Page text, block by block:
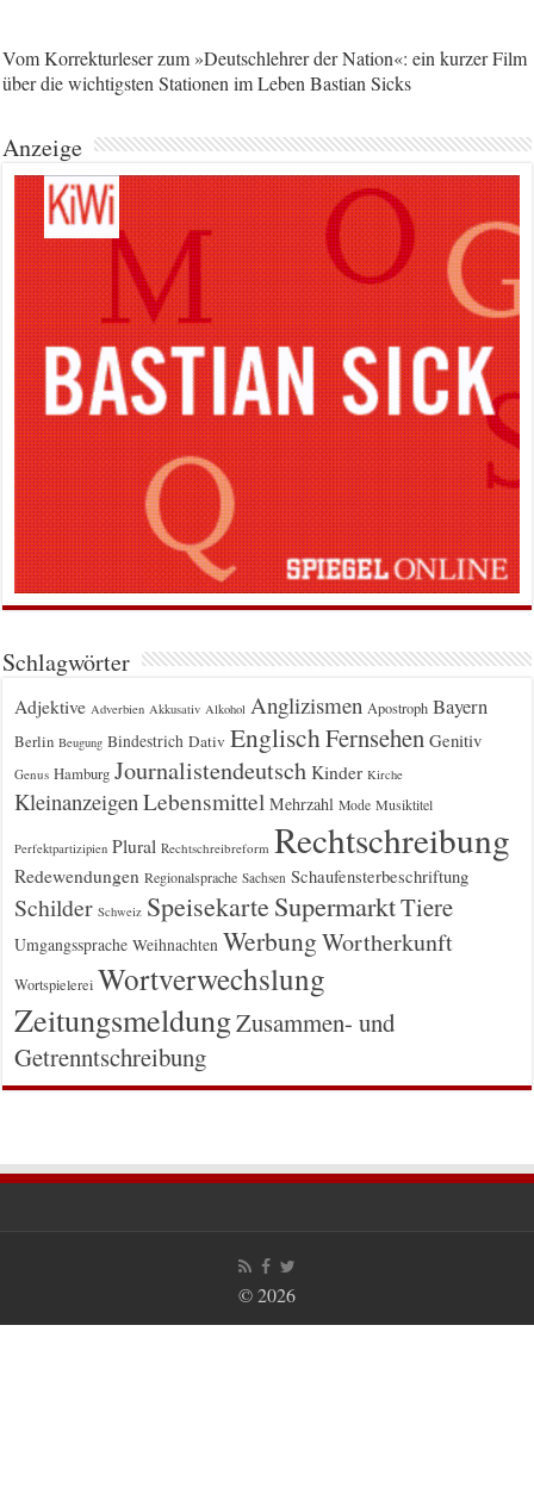
Vom Korrekturleser zum »Deutschlehrer der Nation«: ein kurzer Film
über die wichtigsten Stationen im Leben Bastian Sicks
Anzeige
Schlagwörter
Adjektive Adverbien Akkusativ Alkohol Anglizismen Apostroph Bayern
Berlin Beugung Bindestrich Dativ EnglischFernsehen Genitiv
Genus Hamburg Journalistendeutsch Kinder Kirche
Kleinanzeigen Lebensmittel Mehrzahl Mode Musiktitel
Perfektpartizipien Plural Rechtschreibreform Rechtschreibung
Redewendungen Regionalsprache Sachsen Schaufensterbeschriftung
Schilder Schweiz Speisekarte SupermarktTiere
Umgangssprache Weihnachten WerbungWortherkunft
Wortspielerei Wortverwechslung
ZeitungsmeldungZusammen- und
Getrenntschreibung
© 2026